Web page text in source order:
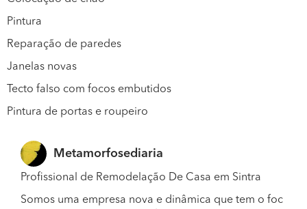
Pintura
Reparação de paredes
Janelas novas
Tecto falso com focos embutidos
Pintura de portas e roupeiro
Metamorfosediaria
Profissional de Remodelação De Casa em Sintra
Somos uma empresa nova e dinâmica que tem o foc